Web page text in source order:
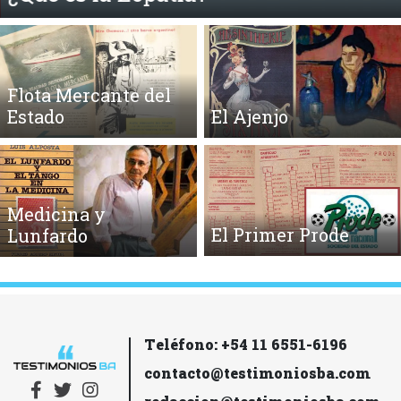
Flota Mercante del
Estado
El Ajenjo
Medicina y
Lunfardo
El Primer Prode
Teléfono: +54 11 6551-6196
contacto@testimoniosba.com